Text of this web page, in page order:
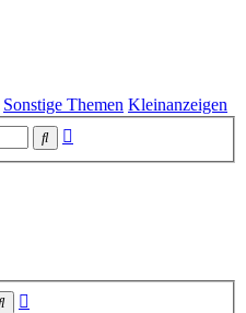
Sonstige Themen Kleinanzeigen
Suche
Suche